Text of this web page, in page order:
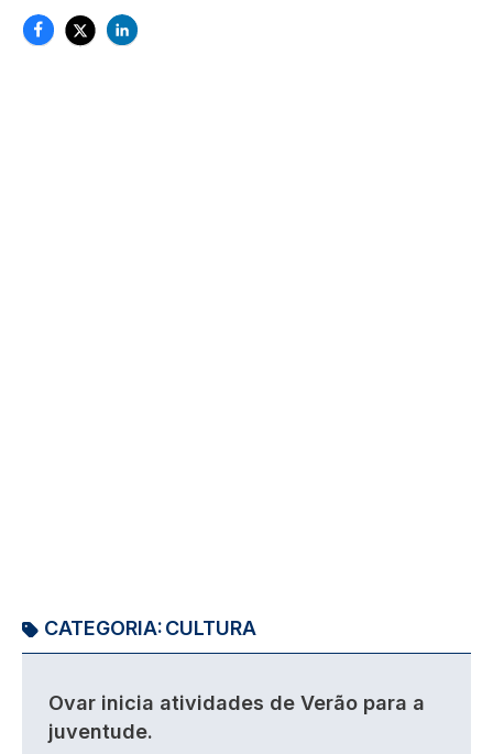
CATEGORIA:CULTURA
Ovar inicia atividades de Verão para a
juventude.